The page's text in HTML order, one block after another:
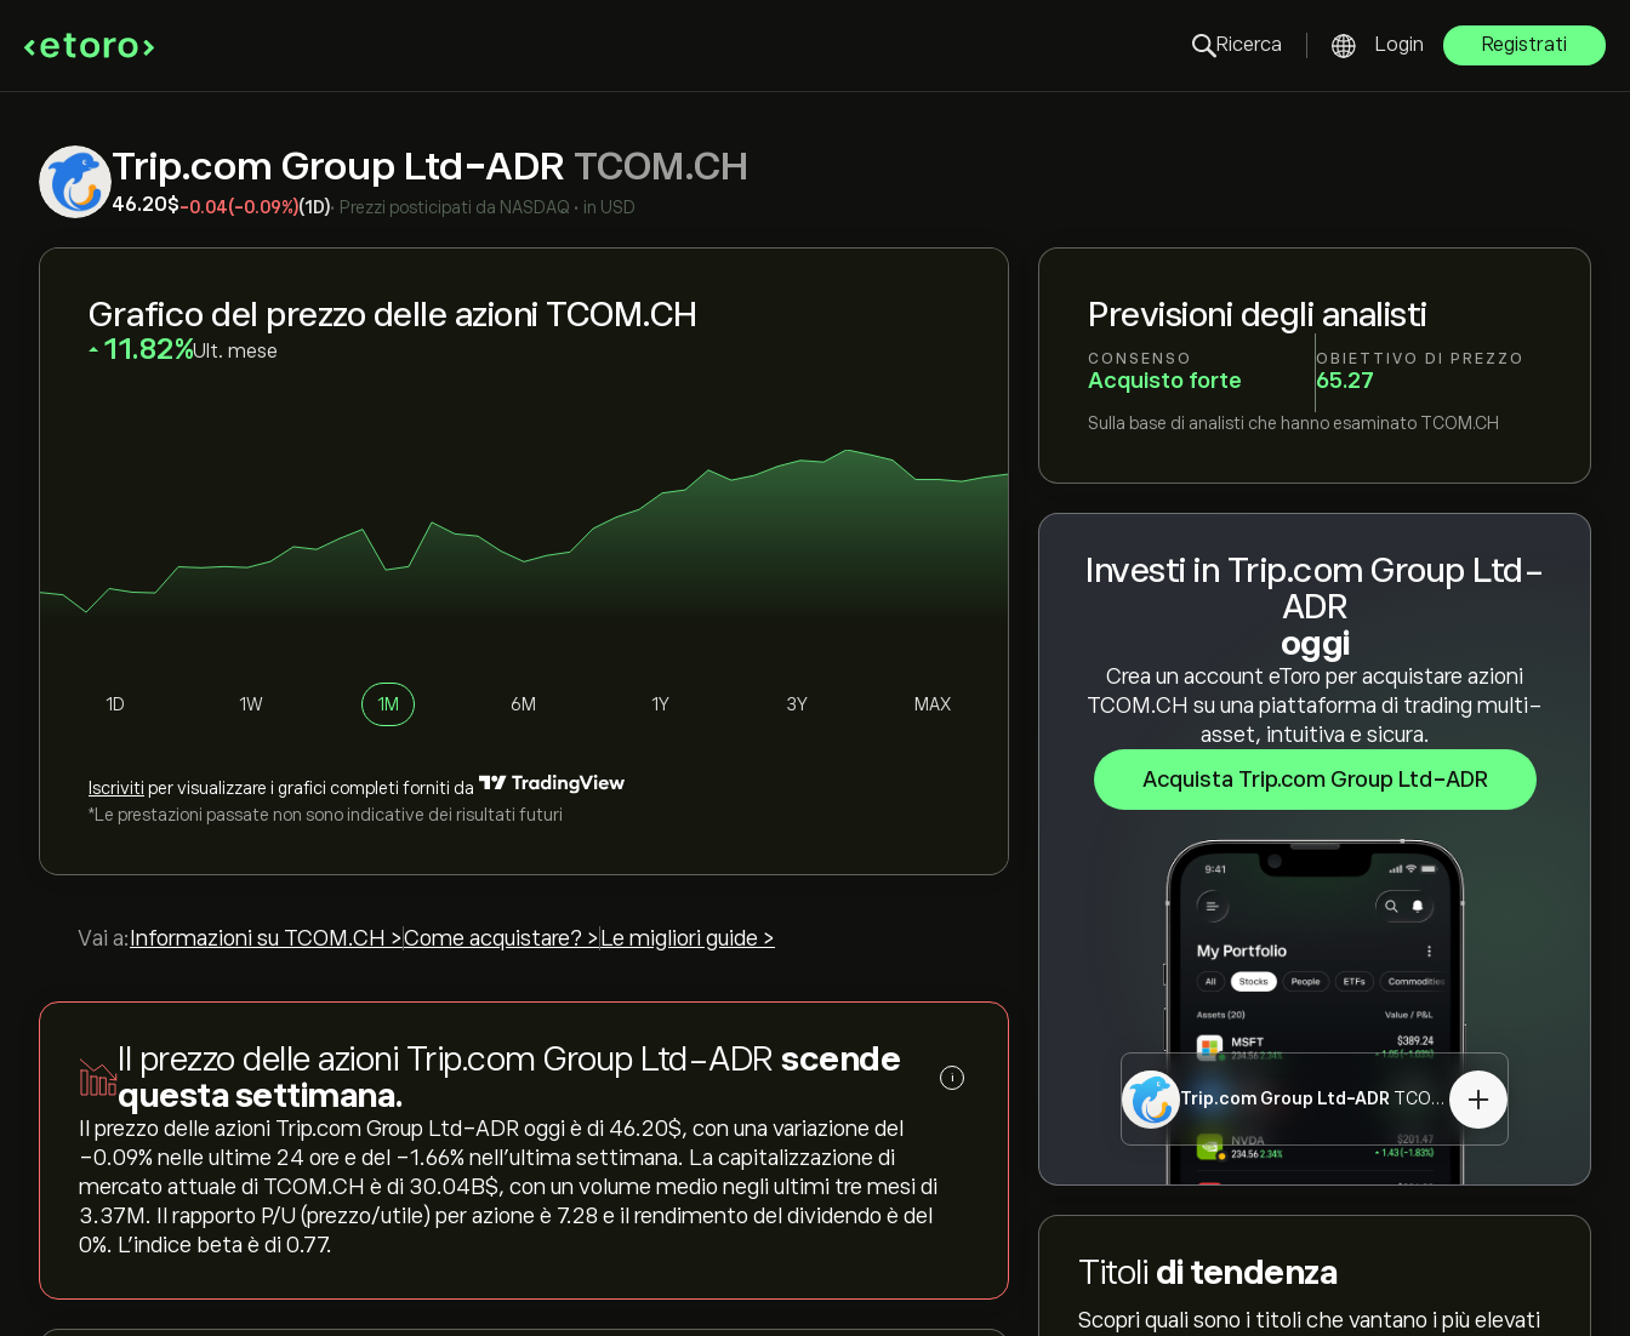
Ricerca Login Registrati
Trip.com Group Ltd-ADR TCOM.CH
46.20‎$‎-0.04(-0.09%)(1D)• Prezzi posticipati da NASDAQ • in USD
Previsioni degli analisti
CONSENSO
Acquisto forte
OBIETTIVO DI PREZZO
65.27
Sulla base di analisti che hanno esaminato TCOM.CH
Investi in Trip.com Group Ltd-
ADR
oggi
Crea un account eToro per acquistare azioni
TCOM.CH su una piattaforma di trading multi-
asset, intuitiva e sicura.
Acquista Trip.com Group Ltd-ADR
Trip.com Group Ltd-ADR TCOM.CH
Titoli di tendenza
Scopri quali sono i titoli che vantano i più elevati
Grafico del prezzo delle azioni TCOM.CH
‎11.82‎ Ult. mese
1D 1W 1M 6M 1Y 3Y MAX
Iscriviti per visualizzare i grafici completi forniti da
*Le prestazioni passate non sono indicative dei risultati futuri
Vai a: Informazioni su TCOM.CH >Come acquistare? > Le migliori guide >
Il prezzo delle azioni Trip.com Group Ltd-ADR scende
questa settimana.
i
Il prezzo delle azioni Trip.com Group Ltd-ADR oggi è di 46.20‎$‎, con una variazione del
‎-0.09‎% nelle ultime 24 ore e del ‎-1.66‎% nell'ultima settimana. La capitalizzazione di
mercato attuale di TCOM.CH è di 30.04B‎$‎, con un volume medio negli ultimi tre mesi di
3.37M. Il rapporto P/U (prezzo/utile) per azione è 7.28 e il rendimento del dividendo è del
0%. L'indice beta è di 0.77.